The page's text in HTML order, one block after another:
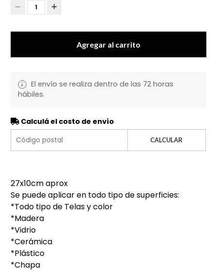
1
Agregar al carrito
El envío se realiza dentro de las 72 horas
hábiles.
Calculá el costo de envío
CALCULAR
27x10cm aprox
Se puede aplicar en todo tipo de superficies:
*Todo tipo de Telas y color
*Madera
*Vidrio
*Cerámica
*Plástico
*Chapa